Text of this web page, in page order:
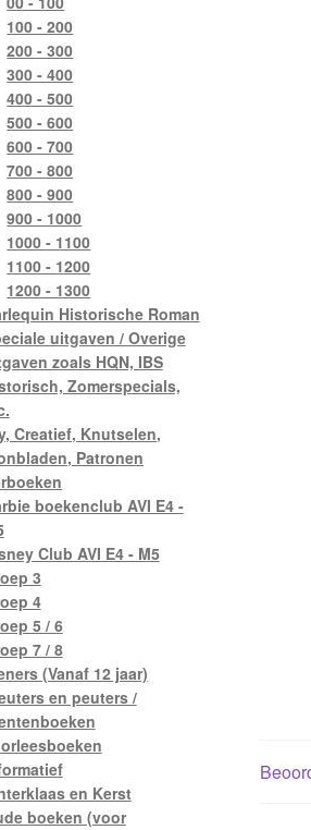
100 - 200
200 - 300
300 - 400
400 - 500
500 - 600
600 - 700
700 - 800
800 - 900
900 - 1000
1000 - 1100
1100 - 1200
1200 - 1300
Historische Roman
uitgaven / Overige
zoals HQN, IBS
Zomerspecials,
Creatief, Knutselen,
Patronen
boekenclub AVI E4 -
Club AVI E4 - M5
3
4
5 / 6
7 / 8
(Vanaf 12 jaar)
en peuters /
en Kerst
boeken (voor